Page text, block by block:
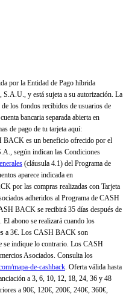
por la Entidad de Pago híbrida
y está sujeta a su autorización. La
los fondos recibidos de usuarios de
bancaria separada abierta en
de pago de tu tarjeta aquí:
BACK es un beneficio ofrecido por el
según indican las Condiciones
(cláusula 4.1) del Programa de
aparece indicada en
por las compras realizadas con Tarjeta
adheridos al Programa de CASH
BACK se recibirá 35 días después de
El abono se realizará cuando los
a 3€. Los CASH BACK son
se indique lo contrario. Los CASH
Asociados. Consulta los
mapa-de-cashback. Oferta válida hasta
a 3, 6, 10, 12, 18, 24, 36 y 48
a 90€, 120€, 200€, 240€, 360€,